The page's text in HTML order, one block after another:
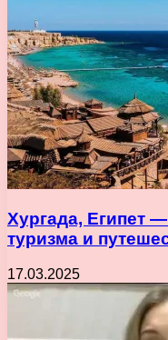
Хургада, Египет
туризма и
17.03.2025